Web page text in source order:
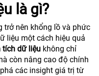
là gì?
trở nên khổng lồ và phức
liệu một cách hiệu quả
tích dữ liệu không chỉ
còn nâng cao độ chính
các insight giá trị từ